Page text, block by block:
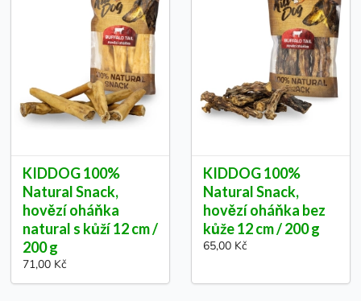
KIDDOG 100%
Natural Snack,
hovězí oháňka
natural s kůží 12 cm /
200 g
71,00 Kč
KIDDOG 100%
Natural Snack,
hovězí oháňka bez
kůže 12 cm / 200 g
65,00 Kč